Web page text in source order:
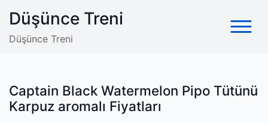
content
Düşünce Treni
Düşünce Treni
Captain Black Watermelon Pipo Tütünü
Karpuz aromalı Fiyatları